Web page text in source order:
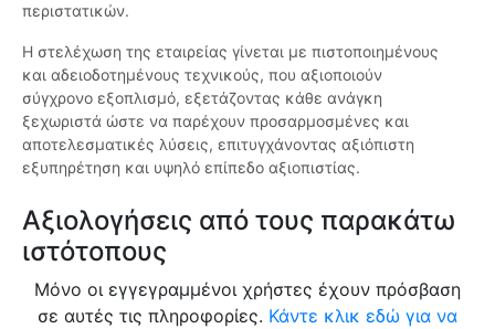
περιστατικών.
Η στελέχωση της εταιρείας γίνεται με πιστοποιημένους
και αδειοδοτημένους τεχνικούς, που αξιοποιούν
σύγχρονο εξοπλισμό, εξετάζοντας κάθε ανάγκη
ξεχωριστά ώστε να παρέχουν προσαρμοσμένες και
αποτελεσματικές λύσεις, επιτυγχάνοντας αξιόπιστη
εξυπηρέτηση και υψηλό επίπεδο αξιοπιστίας.
Αξιολογήσεις από τους παρακάτω
ιστότοπους
Μόνο οι εγγεγραμμένοι χρήστες έχουν πρόσβαση
σε αυτές τις πληροφορίες. Κάντε κλικ εδώ για να